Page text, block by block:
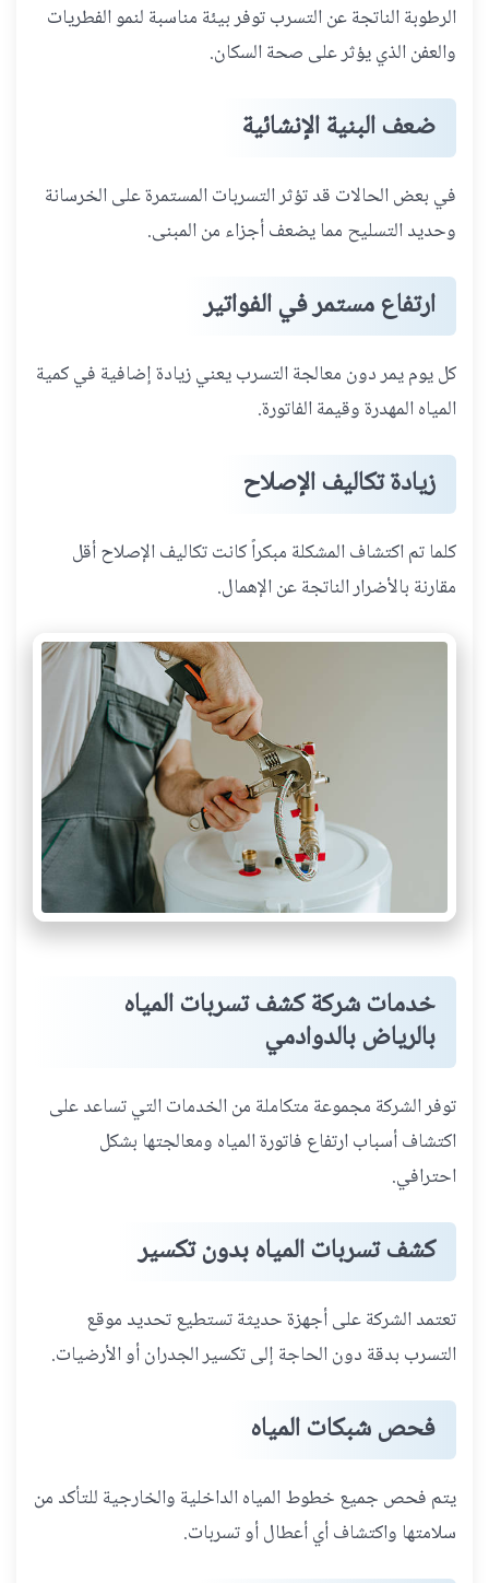
الرطوبة الناتجة عن التسرب توفر بيئة مناسبة لنمو الفطريات
والعفن الذي يؤثر على صحة السكان.
ضعف البنية الإنشائية
في بعض الحالات قد تؤثر التسربات المستمرة على الخرسانة
وحديد التسليح مما يضعف أجزاء من المبنى.
ارتفاع مستمر في الفواتير
كل يوم يمر دون معالجة التسرب يعني زيادة إضافية في كمية
المياه المهدرة وقيمة الفاتورة.
زيادة تكاليف الإصلاح
كلما تم اكتشاف المشكلة مبكراً كانت تكاليف الإصلاح أقل
مقارنة بالأضرار الناتجة عن الإهمال.
خدمات شركة كشف تسربات المياه
بالرياض بالدوادمي
توفر الشركة مجموعة متكاملة من الخدمات التي تساعد على
اكتشاف أسباب ارتفاع فاتورة المياه ومعالجتها بشكل
احترافي.
كشف تسربات المياه بدون تكسير
تعتمد الشركة على أجهزة حديثة تستطيع تحديد موقع
التسرب بدقة دون الحاجة إلى تكسير الجدران أو الأرضيات.
فحص شبكات المياه
يتم فحص جميع خطوط المياه الداخلية والخارجية للتأكد من
سلامتها واكتشاف أي أعطال أو تسربات.